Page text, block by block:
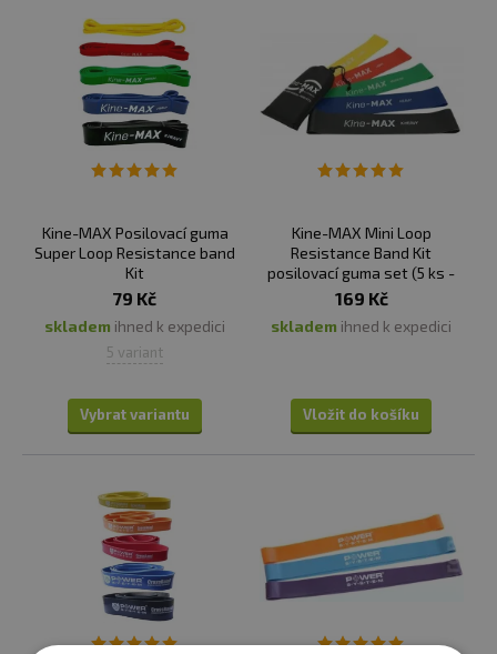
Kine-MAX Posilovací guma
Super Loop Resistance band
Kit
79 Kč
skladem ihned k expedici
5 variant
Vybrat variantu
Kine-MAX Mini Loop
Resistance Band Kit
posilovací guma set (5 ks -
extra lehká až extra těžká)
169 Kč
skladem ihned k expedici
Vložit do košíku